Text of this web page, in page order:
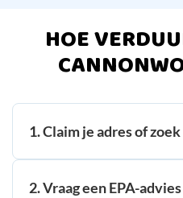
HOE
1. Claim je adres of
2. Vraag een EPA-